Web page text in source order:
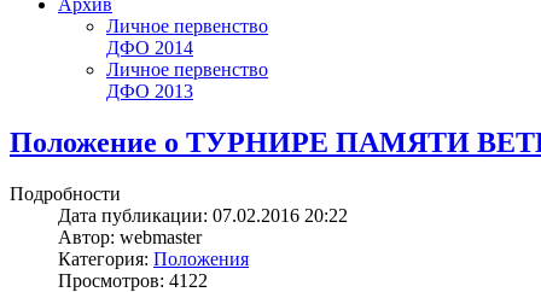
Архив
Личное первенство
ДФО 2014
Личное первенство
ДФО 2013
Положение о ТУРНИРЕ ПАМЯТИ
Подробности
Дата публикации: 07.02.2016 20:22
Автор: webmaster
Категория: Положения
Просмотров: 4122